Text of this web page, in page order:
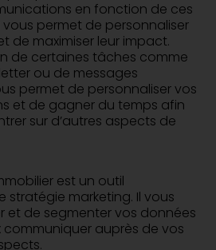
en fonction de ces
permet de personnaliser
de maximiser leur impact.
de certaines tâches comme
ou de messages
permet de personnaliser vos
et de gagner du temps afin
sur d’autres aspects de
est un outil
stratégie marketing. Il vous
et de segmenter vos données
auprès de vos